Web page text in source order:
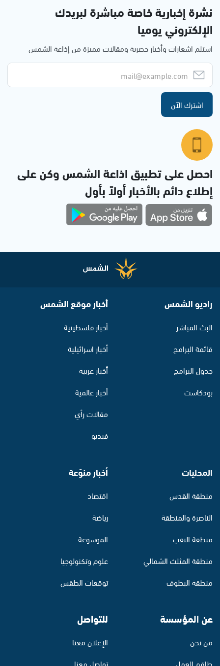
نشرة إخبارية خاصة مباشرة لبريدك
الإلكتروني يوميا
استلم اشعارات وأخبار حصرية ومقالات مميزة من إذاعة الشمس
اشترك الآن
احصل على تطبيق اذاعة الشمس وكن على
إطلاع دائم بالأخبار أولاً بأول
راديو الشمس
البث المباشر
قائمة البرامج
جدول البرامج
بودكاست
أخبار موقع الشمس
أخبار فلسطينية
أخبار اسرائيلية
أخبار عربية
أخبار عالمية
مقالات رأي
فيديو
المحليات
منطقة القدس
الناصرة والمنطقة
منطقة النقب
منطقة المثلث الشمالي
منطقة البطوف
أخبار منوّعة
اقتصاد
رياضة
الموسوعة
علوم وتكنولوجيا
توقعات الطقس
عن المؤسسة
من نحن
للتواصل
الإعلان معنا